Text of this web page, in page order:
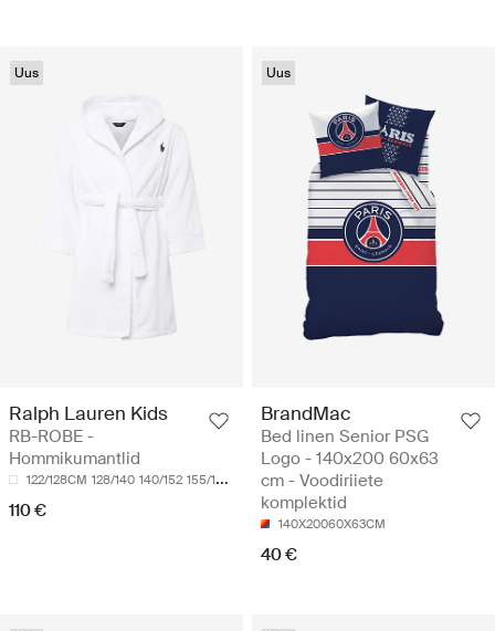
Uus
Ralph Lauren Kids
RB-ROBE -
Hommikumantlid
122/128CM 128/140 140/152 155/159CM
110 €
Uus
BrandMac
Bed linen Senior PSG
Logo - 140x200 60x63
cm - Voodiriiete
komplektid
140X20060X63CM
40 €